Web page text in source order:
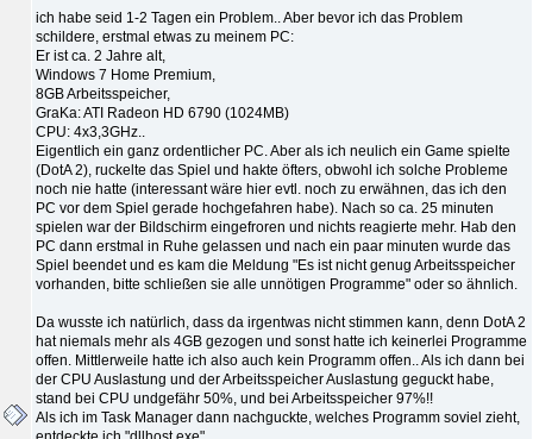
ich habe seid 1-2 Tagen ein Problem.. Aber bevor ich das Problem
schildere, erstmal etwas zu meinem PC:
Er ist ca. 2 Jahre alt,
Windows 7 Home Premium,
8GB Arbeitsspeicher,
GraKa: ATI Radeon HD 6790 (1024MB)
CPU: 4x3,3GHz..
Eigentlich ein ganz ordentlicher PC. Aber als ich neulich ein Game spielte
(DotA 2), ruckelte das Spiel und hakte öfters, obwohl ich solche Probleme
noch nie hatte (interessant wäre hier evtl. noch zu erwähnen, das ich den
PC vor dem Spiel gerade hochgefahren habe). Nach so ca. 25 minuten
spielen war der Bildschirm eingefroren und nichts reagierte mehr. Hab den
PC dann erstmal in Ruhe gelassen und nach ein paar minuten wurde das
Spiel beendet und es kam die Meldung "Es ist nicht genug Arbeitsspeicher
vorhanden, bitte schließen sie alle unnötigen Programme" oder so ähnlich.
Da wusste ich natürlich, dass da irgentwas nicht stimmen kann, denn DotA 2
hat niemals mehr als 4GB gezogen und sonst hatte ich keinerlei Programme
offen. Mittlerweile hatte ich also auch kein Programm offen.. Als ich dann bei
der CPU Auslastung und der Arbeitsspeicher Auslastung geguckt habe,
stand bei CPU undgefähr 50%, und bei Arbeitsspeicher 97%!!
Als ich im Task Manager dann nachguckte, welches Programm soviel zieht,